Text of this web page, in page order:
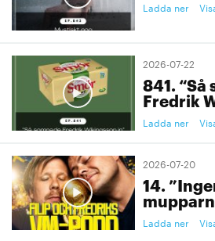
Ladda ner
2026-07-22
841. “Så
Fredrik
Ladda ner
2026-07-20
14.
Ladda ner